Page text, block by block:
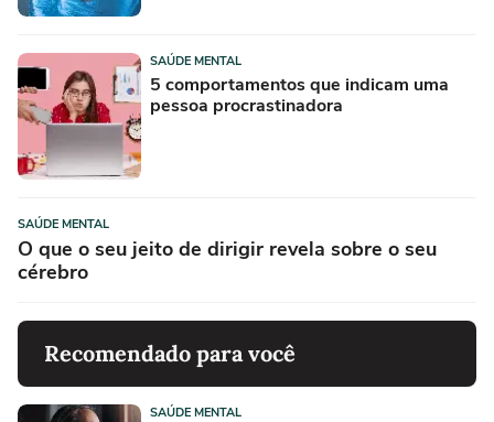
SAÚDE MENTAL
5 comportamentos que indicam uma
pessoa procrastinadora
SAÚDE MENTAL
O que o seu jeito de dirigir revela sobre o seu
cérebro
Recomendado para você
SAÚDE MENTAL